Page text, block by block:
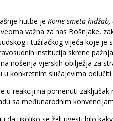
hutbe je Kome smeta
važna za nas Bošnjake,
i tužilačkog vijeća koje je
institucija skrene
nošenja vjerskih obilježja za
konkretnim slučajevima
u reakciji na pomenuti zaključak
sa međunarodnim
da ukoliko se želi uvesti bilo